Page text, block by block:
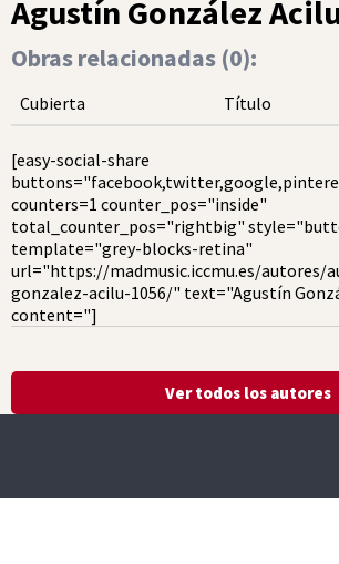
Agustín González
Obras relacionadas (0):
Cubierta Título
[easy-social-share
counters=1 counter_pos="inside"
total_counter_pos="rightbig"
template="grey-blocks-retina"
url="https://madmusic.iccmu.es/autores/
gonzalez-acilu-1056/" text="Agustín
content="]
Ver todos los autores